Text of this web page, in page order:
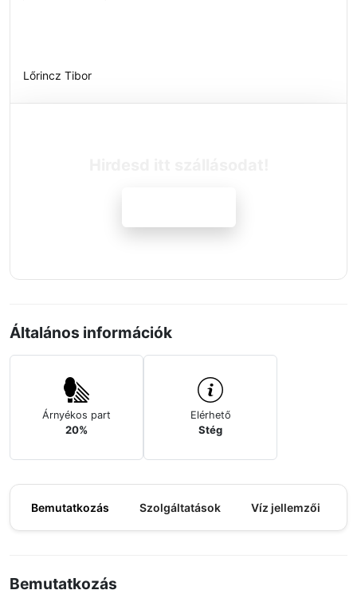
Lőrincz Tibor
Általános információk
Árnyékos part
20%
Elérhető
Stég
Bemutatkozás Szolgáltatások Víz jellemzői
Bemutatkozás